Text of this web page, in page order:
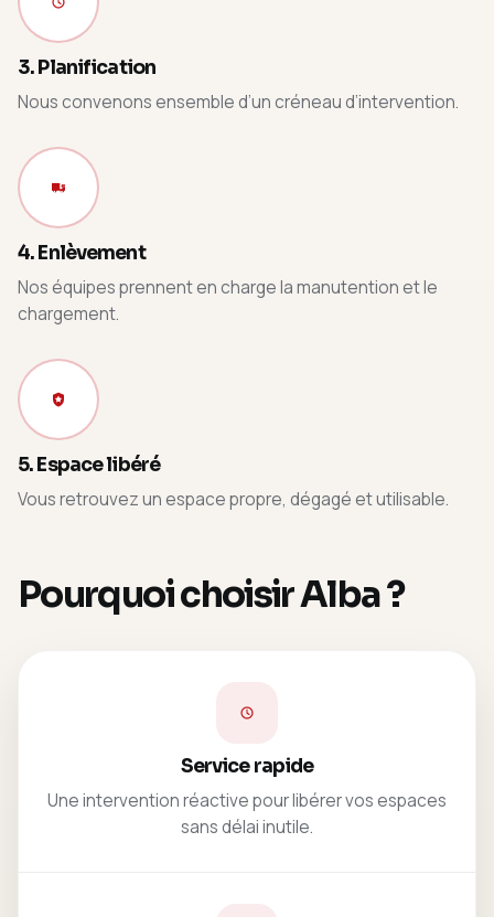
3. Planification
Nous convenons ensemble d’un créneau d’intervention.
4. Enlèvement
Nos équipes prennent en charge la manutention et le
chargement.
5. Espace libéré
Vous retrouvez un espace propre, dégagé et utilisable.
Pourquoi choisir Alba ?
Service rapide
Une intervention réactive pour libérer vos espaces
sans délai inutile.